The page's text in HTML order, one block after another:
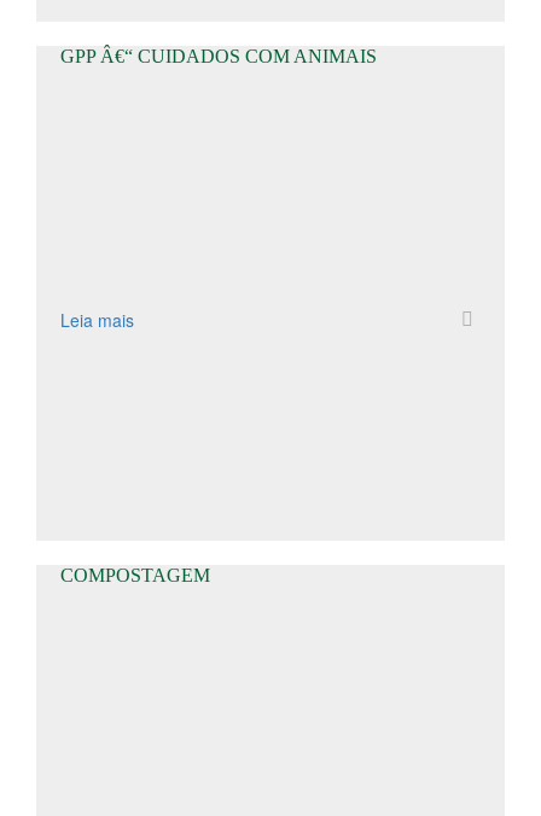
GPP Â€“ CUIDADOS COM ANIMAIS
Leia mais
COMPOSTAGEM